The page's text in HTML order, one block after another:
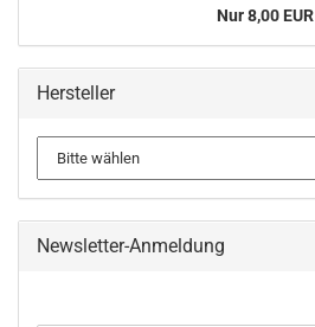
Nur 8,00 EUR
Hersteller
Newsletter-Anmeldung